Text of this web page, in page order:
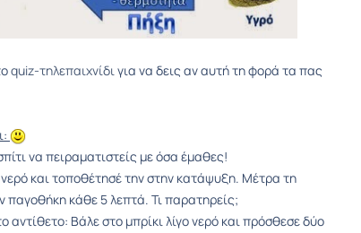
quiz-τηλεπαιχνίδιγια να δεις αν αυτή τη φορά τα πας
να πειραματιστείς με όσα έμαθες!
και τοποθέτησέ την στην κατάψυξη. Μέτρα τη
παγοθήκη κάθε 5 λεπτά. Τι παρατηρείς;
αντίθετο: Βάλε στο μπρίκι λίγο νερό και πρόσθεσε δύο